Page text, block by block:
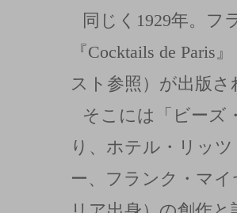
同じく1929年。
『Cocktails de
スト参照）が出版
そこには「ビーズ
り、ホテル・リッ
ー、フランク・マイ